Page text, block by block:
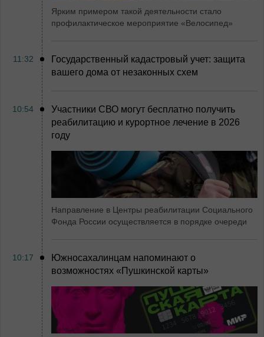
Ярким примером такой деятельности стало
профилактическое мероприятие «Велосипед»
11:32
Государственный кадастровый учет: защита
вашего дома от незаконных схем
10:54
Участники СВО могут бесплатно получить
реабилитацию и курортное лечение в 2026
году
Направление в Центры реабилитации Социального
Фонда России осуществляется в порядке очереди
10:17
Южносахалинцам напоминают о
возможностях «Пушкинской карты»